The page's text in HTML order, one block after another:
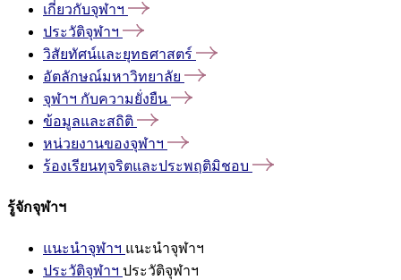
เกี่ยวกับจุฬาฯ
ประวัติจุฬาฯ
วิสัยทัศน์และยุทธศาสตร์
อัตลักษณ์มหาวิทยาลัย
จุฬาฯ กับความยั่งยืน
ข้อมูลและสถิติ
หน่วยงานของจุฬาฯ
ร้องเรียนทุจริตและประพฤติมิชอบ
รู้จักจุฬาฯ
แนะนำจุฬาฯ แนะนำจุฬาฯ
ประวัติจุฬาฯ ประวัติจุฬาฯ